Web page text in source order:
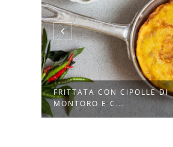
FRITTATA CON CIPOLLE DI
MONTORO E C...